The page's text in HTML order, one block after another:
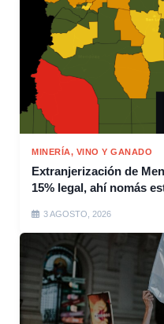
MINERÍA, VINO Y GANADO
Extranjerización de
15% legal, ahí nomás
3 AGOSTO, 2026